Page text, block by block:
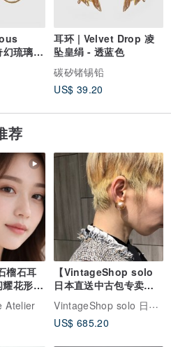
琉璃郁
耳环 | Velvet Drop 凌
坠皇绢 - 透蓝色
碳矽锗锡铅
US$ 39.20
荐
榴石耳
花形设
Atelier
【VintageShop solo
日本直送中古包专卖
店】CHANEL 香奈儿 耳
环 粉色×金色 经典双 C
Logo 珍珠 复古 古董
VintageShop solo 日本直送中古包专卖店
US$ 685.20